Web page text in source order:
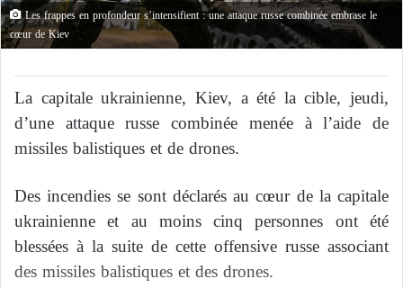
Les frappes en profondeur s’intensifient : une attaque russe combinée embrase le
cœur de Kiev
La capitale ukrainienne, Kiev, a été la cible, jeudi,
d’une attaque russe combinée menée à l’aide de
missiles balistiques et de drones.
Des incendies se sont déclarés au cœur de la capitale
ukrainienne et au moins cinq personnes ont été
blessées à la suite de cette offensive russe associant
des missiles balistiques et des drones.